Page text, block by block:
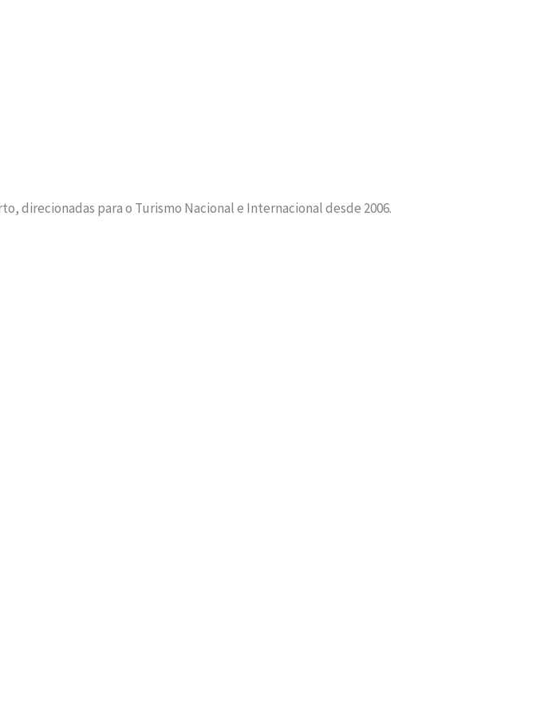
direcionadas para o Turismo Nacional e Internacional desde 2006.